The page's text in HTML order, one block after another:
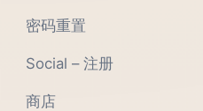
密码重置
Social – 注册
商店